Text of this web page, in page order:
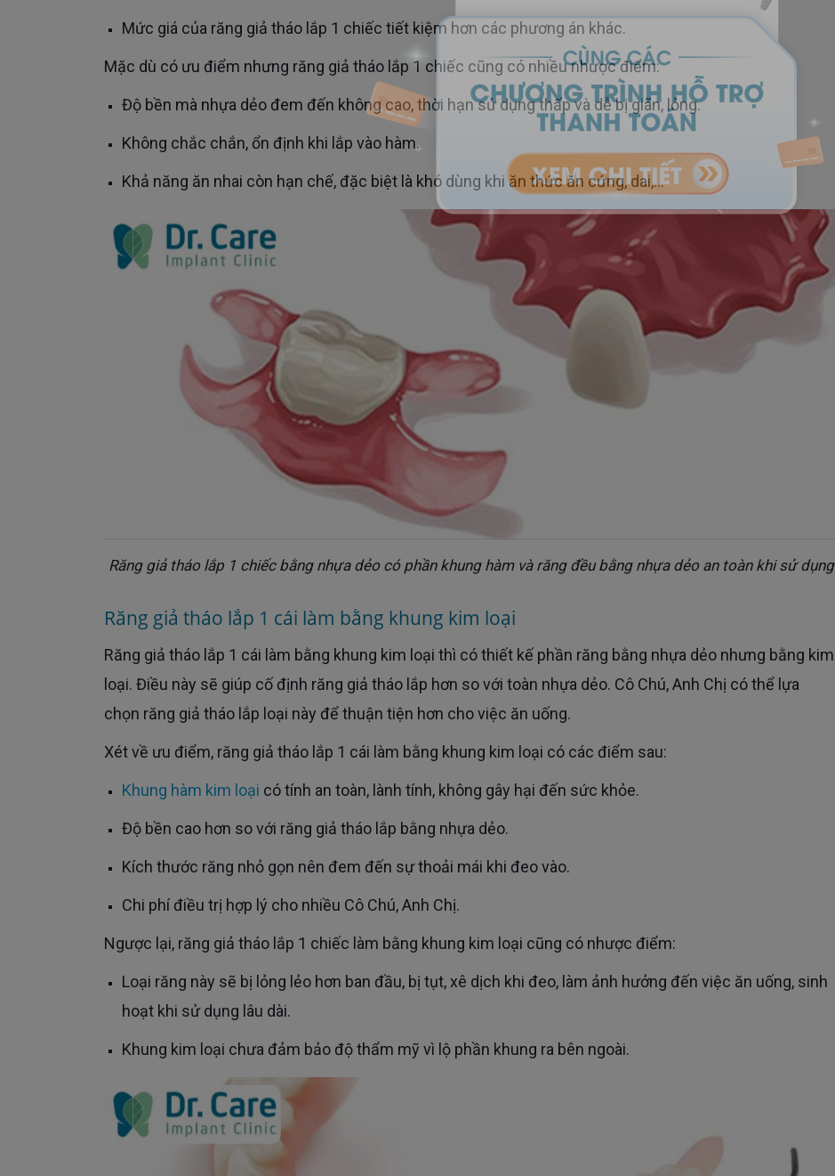
Mức giá của răng giả tháo lắp 1 chiếc tiết kiệm hơn các phương án khác.
Mặc dù có ưu điểm nhưng răng giả tháo lắp 1 chiếc cũng có nhiều nhược điểm:
Độ bền mà nhựa dẻo đem đến không cao, thời hạn sử dụng thấp và dễ bị giãn, lỏng.
Không chắc chắn, ổn định khi lắp vào hàm.
Khả năng ăn nhai còn hạn chế, đặc biệt là khó dùng khi ăn thức ăn cứng, dai,...
Răng giả tháo lắp 1 chiếc bằng nhựa dẻo có phần khung hàm và răng đều bằng nhựa dẻo an toàn khi sử dụng
Răng giả tháo lắp 1 cái làm bằng khung kim loại
Răng giả tháo lắp 1 cái làm bằng khung kim loại thì có thiết kế phần răng bằng nhựa dẻo nhưng bằng kim
loại. Điều này sẽ giúp cố định răng giả tháo lắp hơn so với toàn nhựa dẻo. Cô Chú, Anh Chị có thể lựa
chọn răng giả tháo lắp loại này để thuận tiện hơn cho việc ăn uống.
Xét về ưu điểm, răng giả tháo lắp 1 cái làm bằng khung kim loại có các điểm sau:
Khung hàm kim loại có tính an toàn, lành tính, không gây hại đến sức khỏe.
Độ bền cao hơn so với răng giả tháo lắp bằng nhựa dẻo.
Kích thước răng nhỏ gọn nên đem đến sự thoải mái khi đeo vào.
Chi phí điều trị hợp lý cho nhiều Cô Chú, Anh Chị.
Ngược lại, răng giả tháo lắp 1 chiếc làm bằng khung kim loại cũng có nhược điểm:
Loại răng này sẽ bị lỏng lẻo hơn ban đầu, bị tụt, xê dịch khi đeo, làm ảnh hưởng đến việc ăn uống, sinh
hoạt khi sử dụng lâu dài.
Khung kim loại chưa đảm bảo độ thẩm mỹ vì lộ phần khung ra bên ngoài.